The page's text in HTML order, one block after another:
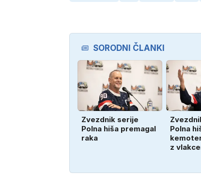
SORODNI ČLANKI
Zvezdnik serije
Polna hiša premagal
raka
Polna
z